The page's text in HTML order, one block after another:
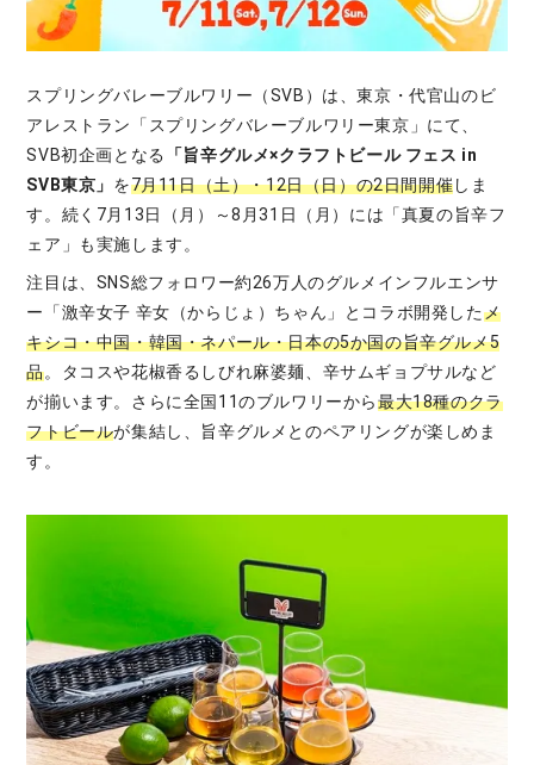
スプリングバレーブルワリー（SVB）は、東京・代官山のビ
アレストラン「スプリングバレーブルワリー東京」にて、
SVB初企画となる
「旨辛グルメ×クラフトビール フェス in
SVB東京」 を7月11日（土）・12日（日）の2日間開催しま
す。続く7月13日（月）～8月31日（月）には「真夏の旨辛フ
ェア」も実施します。
注目は、SNS総フォロワー約26万人のグルメインフルエンサ
ー「激辛女子 辛女（からじょ）ちゃん」とコラボ開発したメ
キシコ・中国・韓国・ネパール・日本の5か国の旨辛グルメ5
品。タコスや花椒香るしびれ麻婆麺、辛サムギョプサルなど
が揃います。さらに全国11のブルワリーから最大18種のクラ
フトビールが集結し、旨辛グルメとのペアリングが楽しめま
す。